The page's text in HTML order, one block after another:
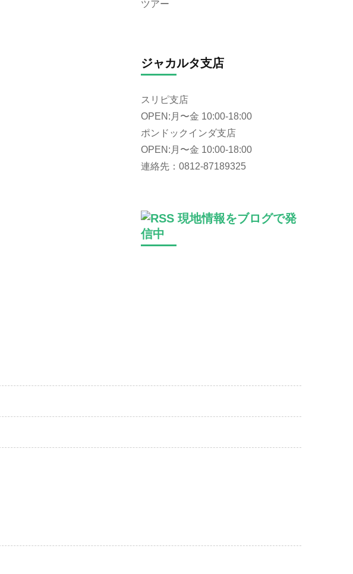
ジャカルタ支店
スリピ支店
OPEN:月〜金 10:00-18:00
ポンドックインダ支店
OPEN:月〜金 10:00-18:00
連絡先：0812-87189325
現地情報をブログで発
信中